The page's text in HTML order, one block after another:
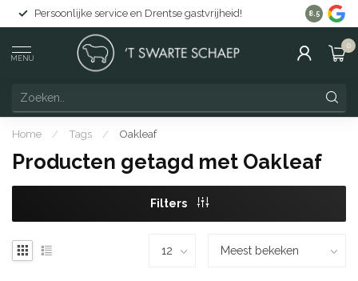
Persoonlijke service en Drentse gastvrijheid! Gratis
8.5
MENU
0
Home / Tags / Oakleaf
Producten getagd met Oakleaf
Filters